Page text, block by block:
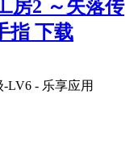
房2 ～失落传
指 下载